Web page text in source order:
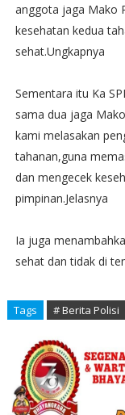
anggota jaga Mako
kesehatan kedua
sehat.Ungkapnya
Sementara itu Ka
sama dua jaga
kami melasakan
tahanan,guna
dan mengecek
pimpinan.Jelasnya
Ia juga
sehat dan tidak di
Tags # Berita Polisi